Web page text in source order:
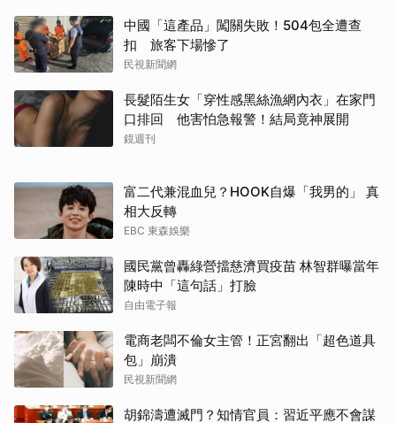
中國「這產品」闖關失敗！504包全遭查
扣 旅客下場慘了
民視新聞網
長髮陌生女「穿性感黑絲漁網內衣」在家門
口排回 他害怕急報警！結局竟神展開
鏡週刊
富二代兼混血兒？HOOK自爆「我男的」 真
相大反轉
EBC 東森娛樂
國民黨曾轟綠營擋慈濟買疫苗 林智群曝當年
陳時中「這句話」打臉
自由電子報
電商老闆不倫女主管！正宮翻出「超色道具
包」崩潰
民視新聞網
胡錦濤遭滅門？知情官員：習近平應不會謀